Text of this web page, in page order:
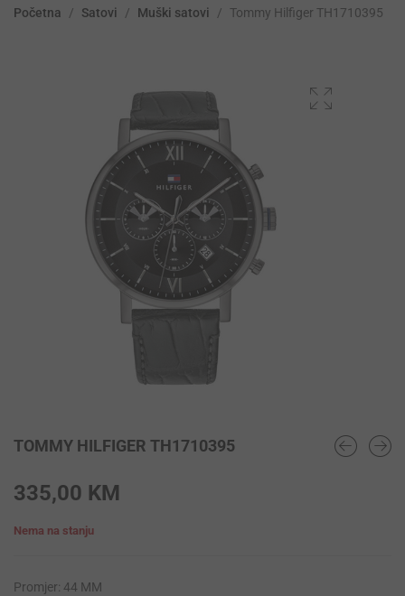
Početna / Satovi / Muški satovi / Tommy Hilfiger TH1710395
TOMMY HILFIGER TH1710395
335,00 KM
Nema na stanju
Promjer: 44 MM